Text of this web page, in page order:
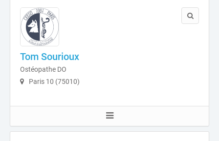
Tom Sourioux
Ostéopathe DO
Paris 10 (75010)